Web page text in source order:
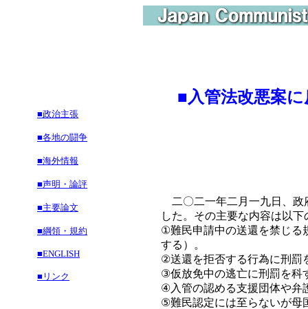
■政治主張
■各地の闘争
■海外情報
■声明・論評
■主要論文
■綱領・規約
■ENGLISH
■リンク
■入管法改悪案
二〇二一年二月一九日、政
した。その主要な内容は以
①難民申請中の送還を禁じる
する）。
②送還を拒否する行為に刑罰
③仮放免中の逃亡に刑罰を科
④入管の認める支援団体や弁
⑤難民認定には至らないが母